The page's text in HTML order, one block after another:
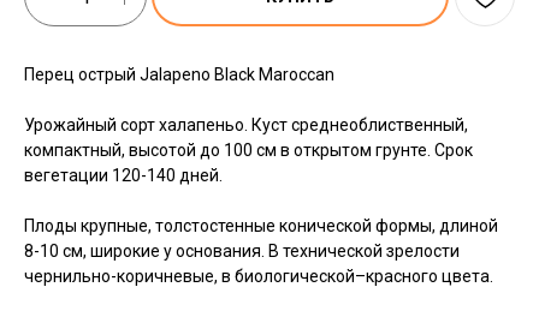
Перец острый Jalapeno Black Maroccan
Урожайный сорт халапеньо. Куст среднеоблиственный,
компактный, высотой до 100 см в открытом грунте. Срок
вегетации 120-140 дней.
Плоды крупные, толстостенные конической формы, длиной
8-10 см, широкие у основания. В технической зрелости
чернильно-коричневые, в биологической–красного цвета.